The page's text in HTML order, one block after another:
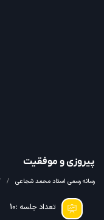
شجاعی کارگاه تمدن سازی
جلسه :10